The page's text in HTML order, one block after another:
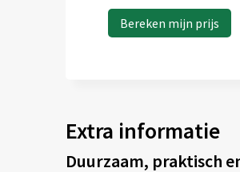
Bereken mijn prijs
Extra informatie
Duurzaam, praktisch